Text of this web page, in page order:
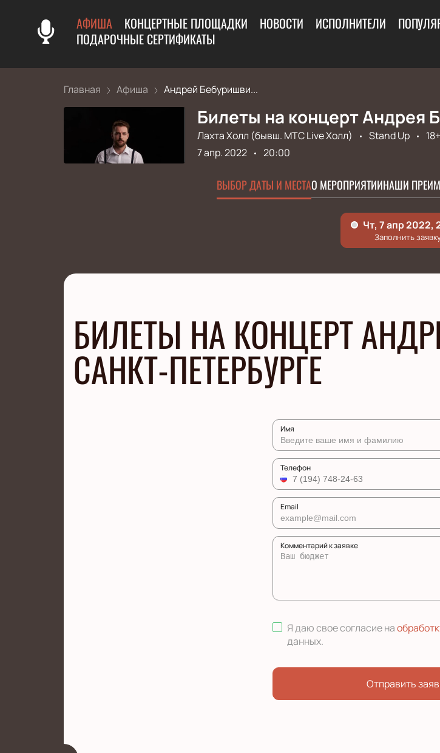
АФИША КОНЦЕРТНЫЕ ПЛОЩАДКИ НОВОСТИ ИСПОЛНИТЕЛИ
ПОДАРОЧНЫЕ СЕРТИФИКАТЫ
Главная Афиша Андрей Бебуришви...
Билеты на концерт Андрея
Лахта Холл (бывш. МТС Live Холл) Stand Up
18+
7 апр. 2022
20:00
ВЫБОР ДАТЫ И МЕСТАО МЕРОПРИЯТИИНАШИ
БИЛЕТЫ НА КОНЦЕРТ
САНКТ-ПЕТЕРБУРГЕ
Имя
Телефон
Email
Комментарий к заявке
Я даю свое согласие на
данных.
Отправить